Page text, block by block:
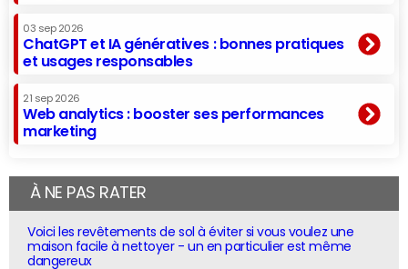
03 sep 2026
ChatGPT et IA génératives : bonnes pratiques
et usages responsables
21 sep 2026
Web analytics : booster ses performances
marketing
À NE PAS RATER
Voici les revêtements de sol à éviter si vous voulez une
maison facile à nettoyer - un en particulier est même
dangereux